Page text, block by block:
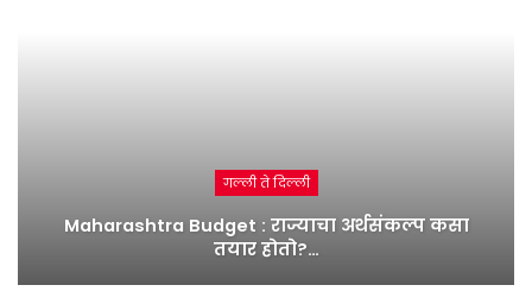
गल्ली ते दिल्ली
Maharashtra Budget : राज्याचा अर्थसंकल्प कसा
तयार होतो?…